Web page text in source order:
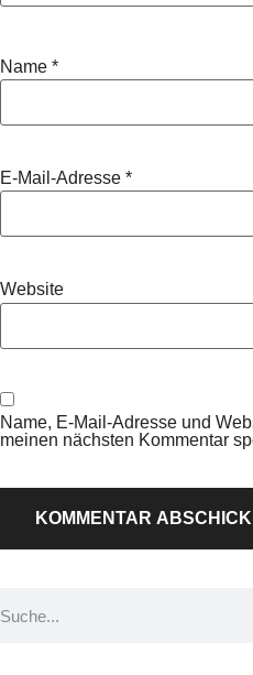
Name *
E-Mail-Adresse *
Website
Name, E-Mail-Adresse und
meinen nächsten Kommentar